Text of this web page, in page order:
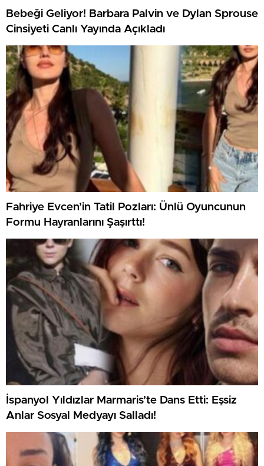
Bebeği Geliyor! Barbara Palvin ve Dylan Sprouse
Cinsiyeti Canlı Yayında Açıkladı
Fahriye Evcen’in Tatil Pozları: Ünlü Oyuncunun
Formu Hayranlarını Şaşırttı!
İspanyol Yıldızlar Marmaris’te Dans Etti: Eşsiz
Anlar Sosyal Medyayı Salladı!